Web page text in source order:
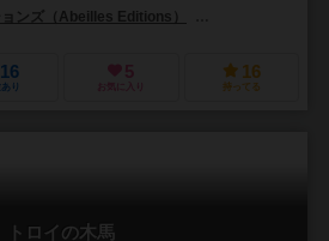
ンズ（Abeilles Editions）
16
り
5
お気に入り
16
持ってる
トロイの木馬